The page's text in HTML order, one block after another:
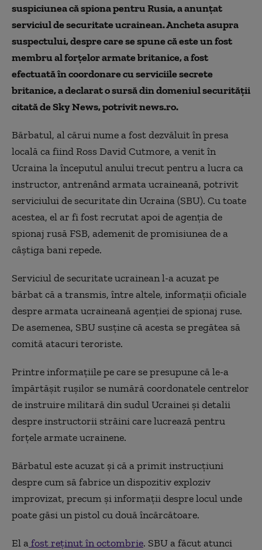
suspiciunea că spiona pentru Rusia, a anunţat
serviciul de securitate ucrainean. Ancheta asupra
suspectului, despre care se spune că este un fost
membru al forţelor armate britanice, a fost
efectuată în coordonare cu serviciile secrete
britanice, a declarat o sursă din domeniul securităţii
citată de Sky News, potrivit news.ro.
Bărbatul, al cărui nume a fost dezvăluit în presa
locală ca fiind Ross David Cutmore, a venit în
Ucraina la începutul anului trecut pentru a lucra ca
instructor, antrenând armata ucraineană, potrivit
serviciului de securitate din Ucraina (SBU). Cu toate
acestea, el ar fi fost recrutat apoi de agenţia de
spionaj rusă FSB, ademenit de promisiunea de a
câştiga bani repede.
Serviciul de securitate ucrainean l-a acuzat pe
bărbat că a transmis, între altele, informaţii oficiale
despre armata ucraineană agenţiei de spionaj ruse.
De asemenea, SBU susţine că acesta se pregătea să
comită atacuri teroriste.
Printre informaţiile pe care se presupune că le-a
împărtăşit ruşilor se numără coordonatele centrelor
de instruire militară din sudul Ucrainei şi detalii
despre instructorii străini care lucrează pentru
forţele armate ucrainene.
Bărbatul este acuzat şi că a primit instrucţiuni
despre cum să fabrice un dispozitiv exploziv
improvizat, precum şi informaţii despre locul unde
poate găsi un pistol cu două încărcătoare.
El afost reţinut în octombrie. SBU a făcut atunci